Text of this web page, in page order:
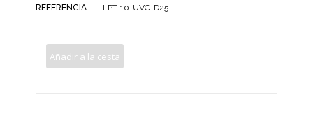
REFERENCIA: LPT-10-UVC-D25
Añadir a la cesta